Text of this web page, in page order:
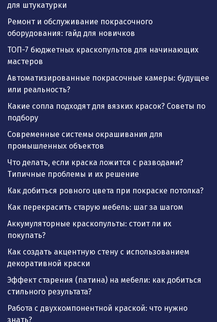
для штукатурки
Ремонт и обслуживание покрасочного
оборудования: гайд для новичков
ТОП-7 бюджетных краскопультов для начинающих
мастеров
Автоматизированные покрасочные камеры: будущее
или реальность?
Какие сопла подходят для вязких красок? Советы по
подбору
Современные системы окрашивания для
промышленных объектов
Что делать, если краска ложится с разводами?
Типичные проблемы и их решение
Как добиться ровного цвета при покраске потолка?
Как перекрасить старую мебель: шаг за шагом
Аккумуляторные краскопульты: стоит ли их
покупать?
Как создать акцентную стену с использованием
декоративной краски
Эффект старения (патина) на мебели: как добиться
стильного результата?
Работа с двухкомпонентной краской: что нужно
знать?